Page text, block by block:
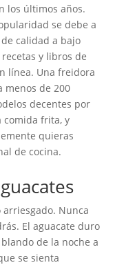
los últimos años.
se debe a
calidad a bajo
y libros de
línea. Una freidora
menos de 200
decentes por
comida frita, y
quieras
de cocina.
arriesgado. Nunca
El aguacate duro
de la noche a
se sienta